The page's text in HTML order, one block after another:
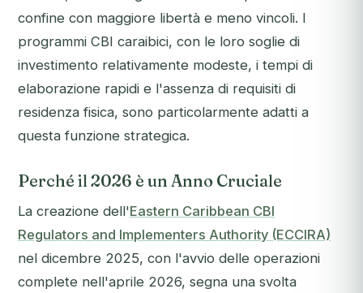
confine con maggiore libertà e meno vincoli. I
programmi CBI caraibici, con le loro soglie di
investimento relativamente modeste, i tempi di
elaborazione rapidi e l'assenza di requisiti di
residenza fisica, sono particolarmente adatti a
questa funzione strategica.
Perché il 2026 è un Anno Cruciale
La creazione dell'Eastern Caribbean CBI
Regulators and Implementers Authority (ECCIRA)
nel dicembre 2025, con l'avvio delle operazioni
complete nell'aprile 2026, segna una svolta